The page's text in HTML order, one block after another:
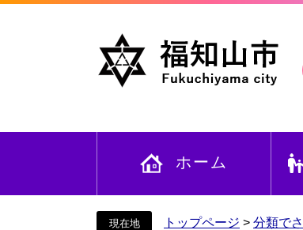
文
ホーム
トップページ > 分類で